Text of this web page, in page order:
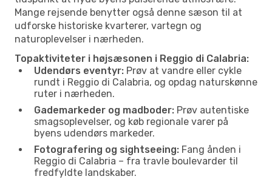
Mange rejsende benytter også denne sæson til at
udforske historiske kvarterer, vartegn og
naturoplevelser i nærheden.
Topaktiviteter i højsæsonen i Reggio di Calabria:
Udendørs eventyr: Prøv at vandre eller cykle
rundt i Reggio di Calabria, og opdag naturskønne
ruter i nærheden.
Gademarkeder og madboder: Prøv autentiske
smagsoplevelser, og køb regionale varer på
byens udendørs markeder.
Fotografering og sightseeing: Fang ånden i
Reggio di Calabria – fra travle boulevarder til
fredfyldte landskaber.